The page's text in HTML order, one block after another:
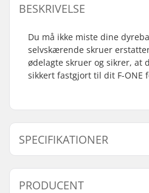
BESKRIVELSE
Du må ikke miste dine
selvskærende skruer
ødelagte skruer og sikrer, at
sikkert fastgjort til dit F-ONE
SPECIFIKATIONER
Inkluderet tilbehør:
PRODUCENT